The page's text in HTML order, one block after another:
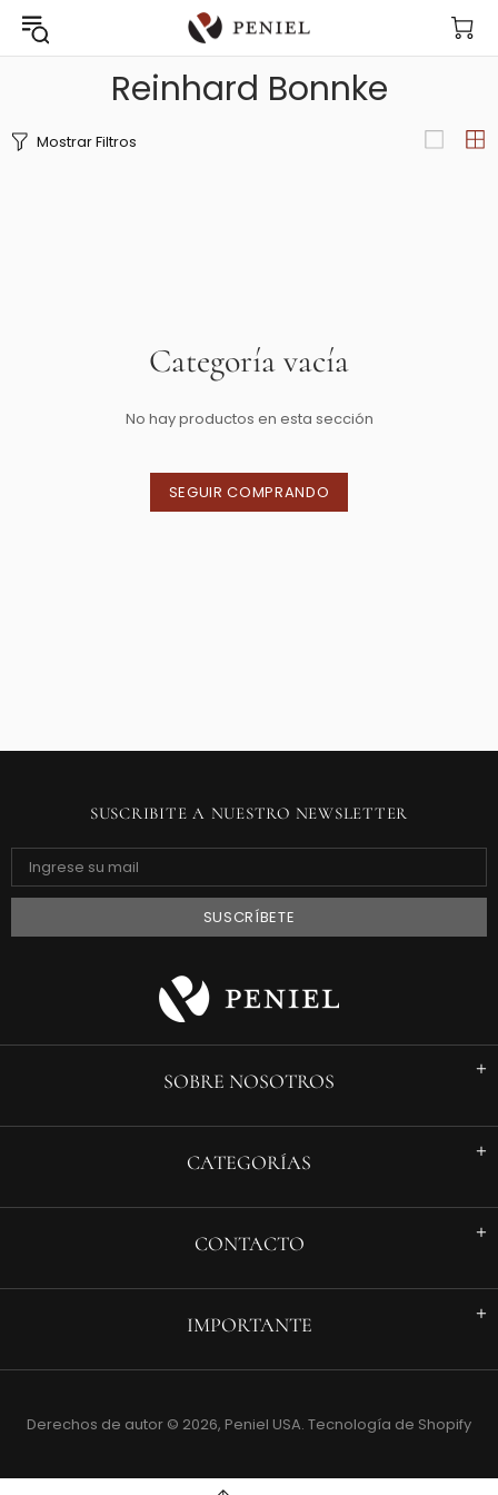
Reinhard Bonnke
Mostrar Filtros
Categoría vacía
No hay productos en esta sección
SEGUIR COMPRANDO
SUSCRIBITE A NUESTRO NEWSLETTER
SOBRE NOSOTROS
CATEGORÍAS
CONTACTO
IMPORTANTE
Derechos de autor © 2026, Peniel USA. Tecnología de Shopify